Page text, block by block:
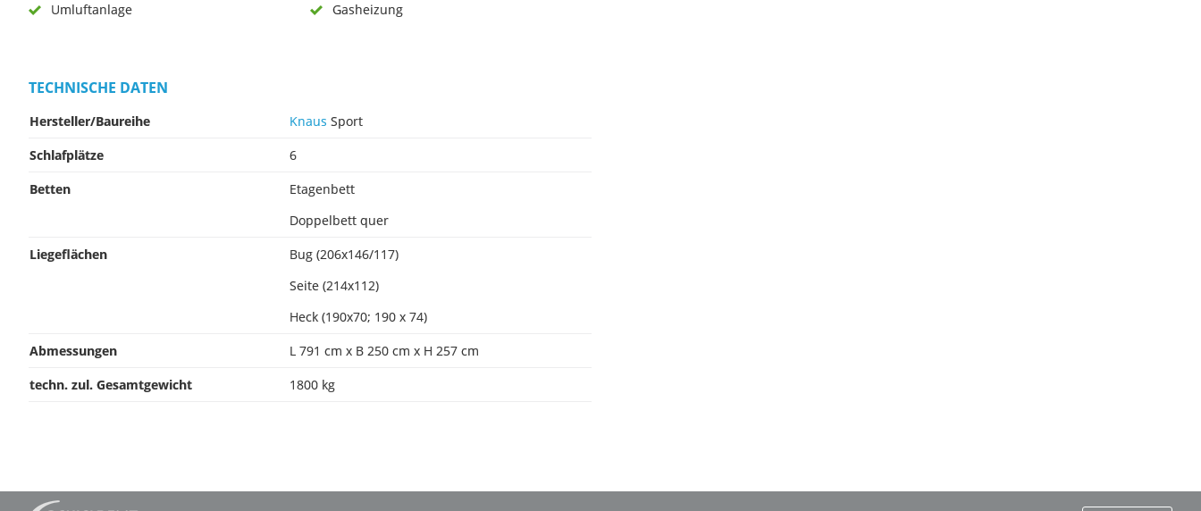
Umluftanlage
Gasheizung
TECHNISCHE DATEN
Hersteller/Baureihe Knaus Sport
Schlafplätze
6
Betten
Etagenbett
Doppelbett quer
Liegeflächen
Bug (206x146/117)
Seite (214x112)
Heck (190x70; 190 x 74)
Abmessungen
L 791 cm x B 250 cm x H 257 cm
techn. zul. Gesamtgewicht
1800 kg